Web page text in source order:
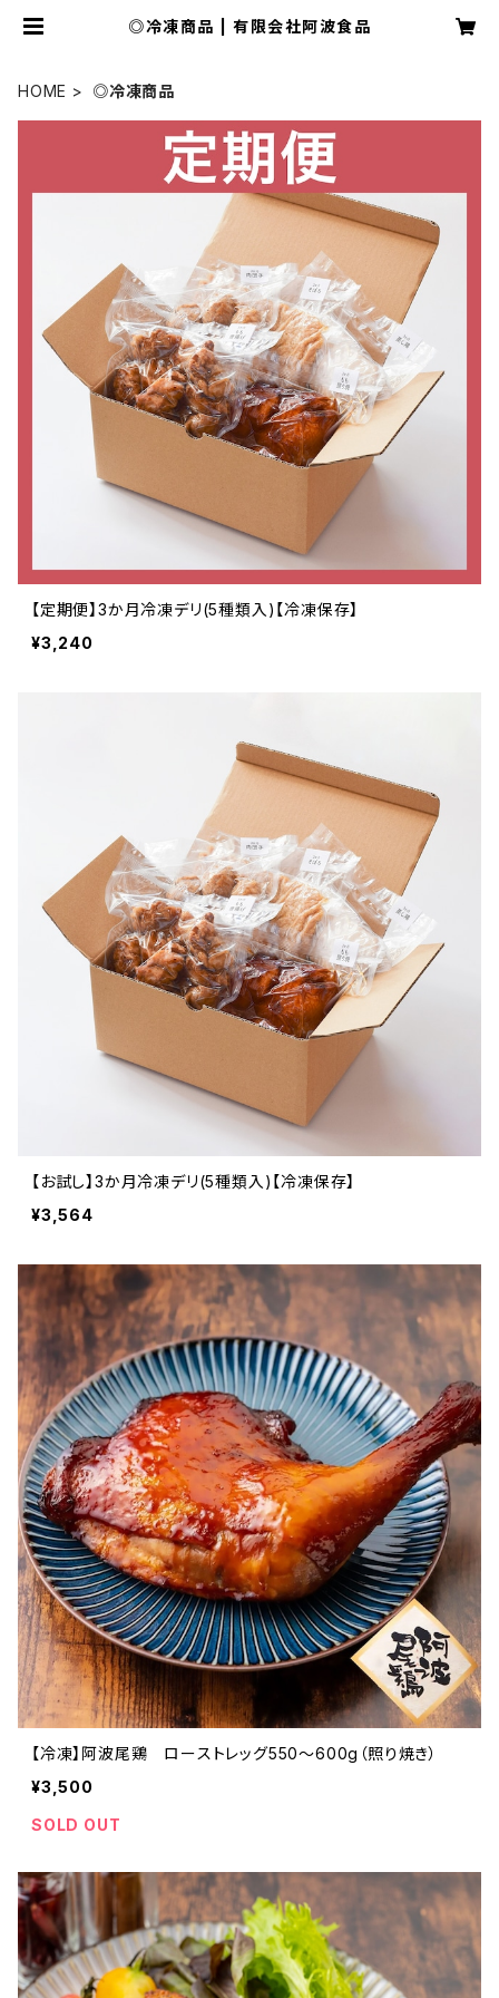
◎冷凍商品 | 有限会社阿波食品
HOME ◎冷凍商品
【定期便】3か月冷凍デリ(5種類入)【冷凍保存】
¥3,240
【お試し】3か月冷凍デリ(5種類入)【冷凍保存】
¥3,564
【冷凍】阿波尾鶏 ローストレッグ550～600g（照り焼き）
¥3,500
SOLD OUT